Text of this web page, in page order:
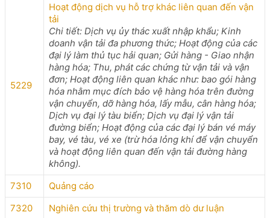
5229
Hoạt động dịch vụ hỗ trợ khác liên quan đến vận
tải
Chi tiết: Dịch vụ ủy thác xuất nhập khẩu; Kinh
doanh vận tải đa phương thức; Hoạt động của các
đại lý làm thủ tục hải quan; Gửi hàng - Giao nhận
hàng hóa; Thu, phát các chứng từ vận tải và vận
đơn; Hoạt động liên quan khác như: bao gói hàng
hóa nhằm mục đích bảo vệ hàng hóa trên đường
vận chuyển, dỡ hàng hóa, lấy mẫu, cân hàng hóa;
Dịch vụ đại lý tàu biển; Dịch vụ đại lý vận tải
đường biển; Hoạt động của các đại lý bán vé máy
bay, vé tàu, vé xe (trừ hóa lỏng khí để vận chuyển
và hoạt động liên quan đến vận tải đường hàng
không).
7310
Quảng cáo
7320
Nghiên cứu thị trường và thăm dò dư luận